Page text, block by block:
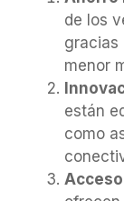
de los
gracias
menor
están
como